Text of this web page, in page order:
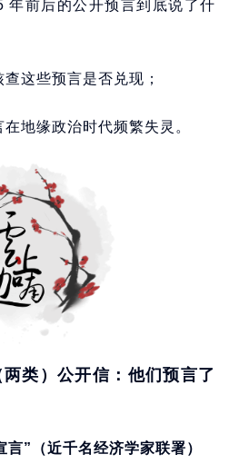
年前后的公开预言到底说了什
这些预言是否兑现；
地缘政治时代频繁失灵。
类）公开信：他们预言了
言”（近千名经济学家联署）